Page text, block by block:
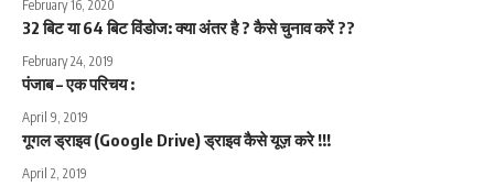
February 16, 2020
32 बिट या 64 बिट विंडोज: क्या अंतर है ? कैसे चुनाव करें ??
February 24, 2019
पंजाब – एक परिचय :
April 9, 2019
गूगल ड्राइव (Google Drive) ड्राइव कैसे यूज़ करे !!!
April 2, 2019